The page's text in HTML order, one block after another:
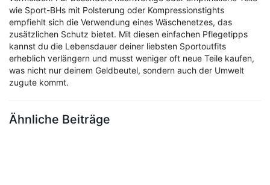
wie Sport-BHs mit Polsterung oder Kompressionstights
empfiehlt sich die Verwendung eines Wäschenetzes, das
zusätzlichen Schutz bietet. Mit diesen einfachen Pflegetipps
kannst du die Lebensdauer deiner liebsten Sportoutfits
erheblich verlängern und musst weniger oft neue Teile kaufen,
was nicht nur deinem Geldbeutel, sondern auch der Umwelt
zugute kommt.
Ähnliche Beiträge